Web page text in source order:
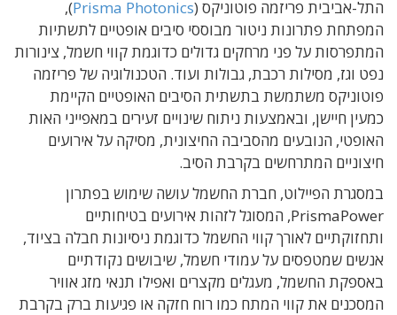
התל-אביבית פריזמה פוטוניקס (Prisma Photonics
),
המפתחת פתרונות ניטור מבוססי סיבים אופטיים לתשתיות
המתפרסות על פני מרחקים גדולים כדוגמת קווי חשמל, צינורות
נפט וגז, מסילות רכבת, גבולות ועוד. הטכנולוגיה של פריזמה
פוטוניקס משתמשת בתשתית הסיבים האופטיים הקיימת
כמעין חיישן, ובאמצעות ניתוח שינויים זעירים במאפייני האות
האופטי, הנובעים מהסביבה החיצונית, מסיקה על אירועים
חיצוניים המתרחשים בקרבת הסיב.
במסגרת הפיילוט, חברת החשמל עושה שימוש בפתרון
PrismaPower, המסוגל לזהות אירועים בטיחותיים
ותחזוקתיים לאורך קווי החשמל כדוגמת ניסיונות חבלה בציוד,
אנשים שמטפסים על עמודי חשמל, שיבושים נקודתיים
באספקת החשמל, מעגלים מקצרים ואפילו תנאי מזג אוויר
המסכנים את קווי המתח כמו רוח חזקה או פגיעות ברק בקרבת